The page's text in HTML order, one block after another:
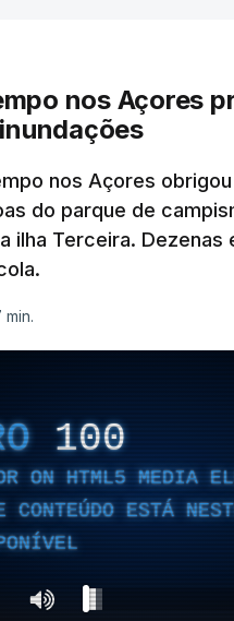
nos Açores
nos Açores
do parque de
ilha Terceira. Dezenas
min.
100
ON HTML5 MEDIA
CONTEÚDO ESTÁ